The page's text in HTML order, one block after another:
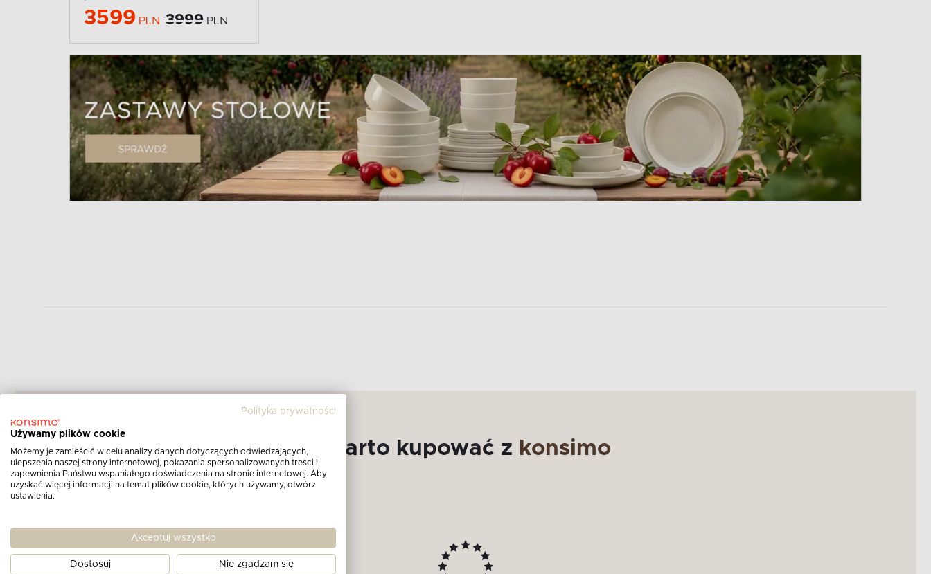
3599 PLN 3999 PLN
Warto kupować z konsimo
Polityka prywatności
Używamy plików cookie
Możemy je zamieścić w celu analizy danych dotyczących odwiedzających,
ulepszenia naszej strony internetowej, pokazania spersonalizowanych treści i
zapewnienia Państwu wspaniałego doświadczenia na stronie internetowej. Aby
uzyskać więcej informacji na temat plików cookie, których używamy, otwórz
ustawienia.
Akceptuj wszystko
Dostosuj Nie zgadzam się